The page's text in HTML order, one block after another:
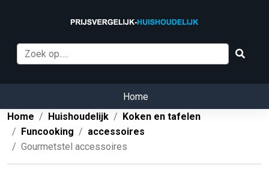
Home
Home
Huishoudelijk
Koken en tafelen
Funcooking
accessoires
Gourmetstel accessoires